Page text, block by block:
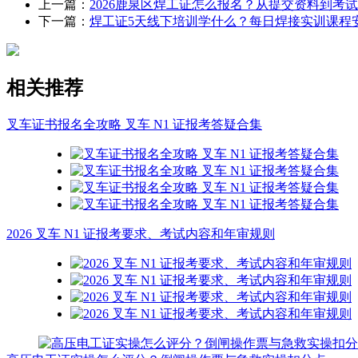
上一篇： 2026鹿泉区焊工证怎么报名？从提交资料到考
下一篇： 焊工证5天线下培训学什么？每日焊接实训课程
相关推荐
叉车证书报名全攻略 叉车 N1 证报考答疑合集
2026 叉车 N1 证报考要求、考试内容和年审规则